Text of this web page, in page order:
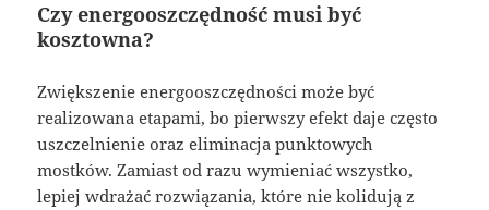
Czy energooszczędność musi być
kosztowna?
Zwiększenie energooszczędności może być
realizowana etapami, bo pierwszy efekt daje często
uszczelnienie oraz eliminacja punktowych
mostków. Zamiast od razu wymieniać wszystko,
lepiej wdrażać rozwiązania, które nie kolidują z